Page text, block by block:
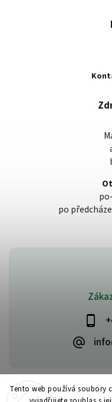
Tento web používá soubory
po